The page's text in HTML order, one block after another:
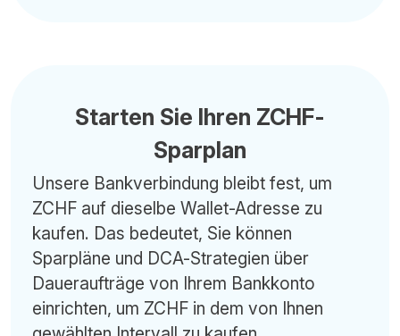
Starten Sie Ihren ZCHF-
Sparplan
Unsere Bankverbindung bleibt fest, um
ZCHF auf dieselbe Wallet-Adresse zu
kaufen. Das bedeutet, Sie können
Sparpläne und DCA-Strategien über
Daueraufträge von Ihrem Bankkonto
einrichten, um ZCHF in dem von Ihnen